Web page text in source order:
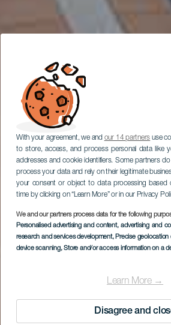
With your agreement, we and our 14 partners use
to store, access, and process personal data like
addresses and cookie identifiers. Some partners
process your data and rely on their legitimate
your consent or object to data processing based
time by clicking on “Learn More” or in our Privacy
We and our partners process data for the following
Personalised advertising and content, advertising and
research and services development, Precise geolocation
device scanning, Store and/or access information on a
Learn More →
Disagree and